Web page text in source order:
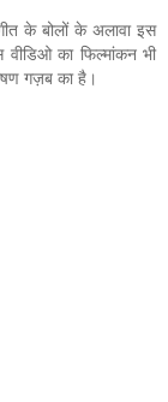
के बोलों के अलावा इस
का फिल्मांकन भी
गज़ब का है।